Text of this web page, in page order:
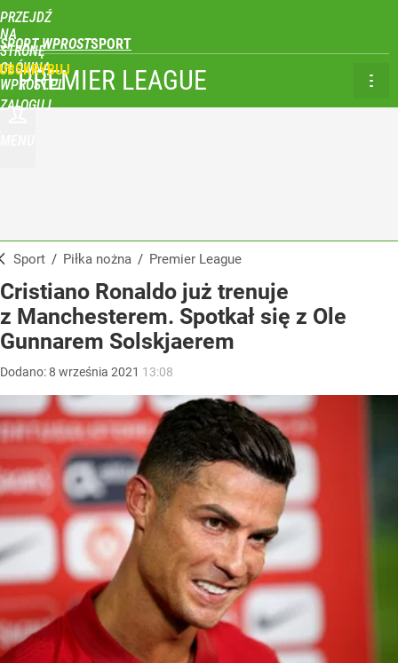
PRZEJDŹ
NA
STRONĘ
GŁÓWNĄ
WPROST.PL
SPORT WPROST
ZALOGUJ
PREMIER LEAGUE
Sport / Piłka nożna / Premier League
Cristiano Ronaldo już trenuje
z Manchesterem. Spotkał się z Ole
Gunnarem Solskjaerem
Dodano:8 września 2021 13:08